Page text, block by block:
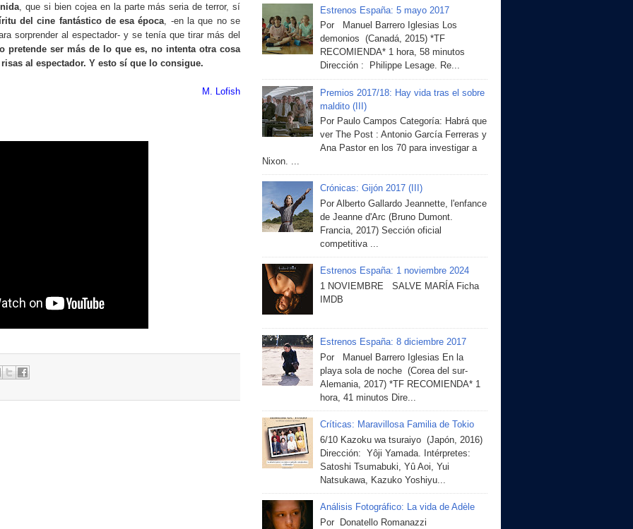
, que si bien cojea en la parte más seria de terror, sí
del cine fantástico de esa época , -en la que no se
sorprender al espectador- y se tenía que tirar más del
pretende ser más de lo que es, no intenta otra cosa
al espectador. Y esto sí que lo consigue.
M. Lofish
Estrenos España: 5 mayo 2017
Por Manuel Barrero Iglesias Los
demonios (Canadá, 2015) *TF
RECOMIENDA* 1 hora, 58 minutos
Dirección : Philippe Lesage. Re...
Premios 2017/18: Hay vida tras el sobre
maldito (III)
Por Paulo Campos Categoría: Habrá que
ver The Post : Antonio García Ferreras y
Ana Pastor en los 70 para investigar a
Nixon. ...
Crónicas: Gijón 2017 (III)
Por Alberto Gallardo Jeannette, l'enfance
de Jeanne d'Arc (Bruno Dumont.
Francia, 2017) Sección oficial
competitiva ...
Estrenos España: 1 noviembre 2024
1 NOVIEMBRE SALVE MARÍA Ficha
IMDB
Estrenos España: 8 diciembre 2017
Por Manuel Barrero Iglesias En la
playa sola de noche (Corea del sur-
Alemania, 2017) *TF RECOMIENDA* 1
hora, 41 minutos Dire...
Críticas: Maravillosa Familia de Tokio
6/10 Kazoku wa tsuraiyo (Japón, 2016)
Dirección: Yôji Yamada. Intérpretes:
Satoshi Tsumabuki, Yû Aoi, Yui
Natsukawa, Kazuko Yoshiyu...
Análisis Fotográfico: La vida de Adèle
Por Donatello Romanazzi